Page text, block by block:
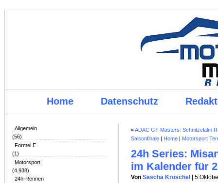
Home Datenschutz
Allgemein
(56)
Formel E
(1)
Motorsport
(4.938)
24h-Rennen
«ADAC GT Masters: Schnitzelalm
Saisonfinale | Home | Motorsport
24h Series:
im Kalender für
Von Sascha Kröschel |